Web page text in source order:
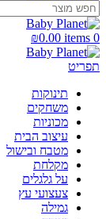
0
items
₪0.00
תפריט
תינוקות
משחקים
מכוניות
עיצוב הבית
מטבח ובישול
מקלחת
על גלגלים
צעצועי עץ
גמילה